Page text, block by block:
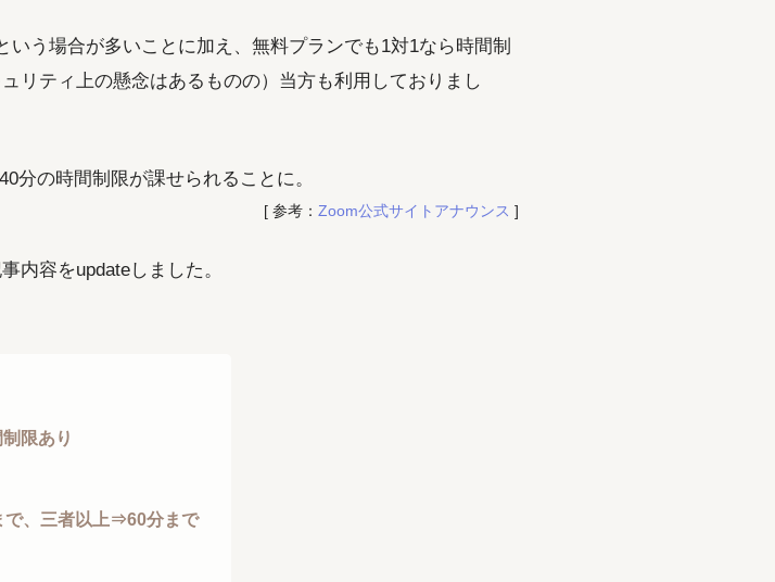
う場合が多いことに加え、無料プランでも1対1なら時間制
リティ上の懸念はあるものの）当方も利用しておりまし
分の時間制限が課せられることに。
[ 参考： Zoom公式サイトアナウンス ]
内容をupdateしました。
限あり
、三者以上⇒60分まで